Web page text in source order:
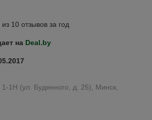
10 отзывов за год
на Deal.by
1Н (ул. Буденного, д. 25), Минск,